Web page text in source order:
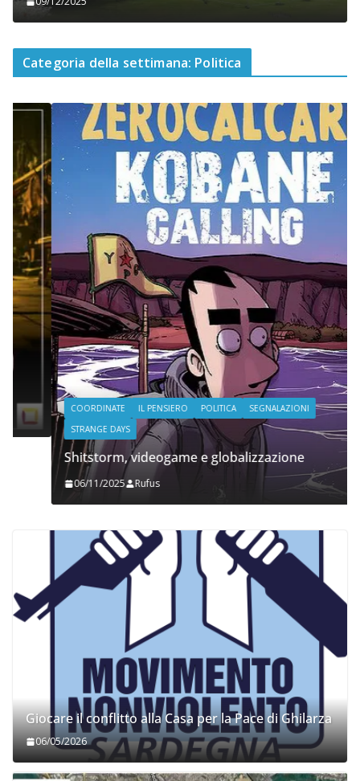
Categoria della settimana: Politica
COORDINATE IL PENSIERO POLITICA
SEGNALAZIONI
STRANGE DAYS
Shitstorm, videogame e globalizzazione
06/11/2025 Rufus
Giocare il conflitto alla Casa per la Pace di Ghilarza
06/05/2026